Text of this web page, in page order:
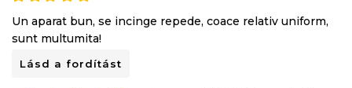
Un aparat bun, se incinge repede, coace relativ uniform,
sunt multumita!
Lásd a fordítást